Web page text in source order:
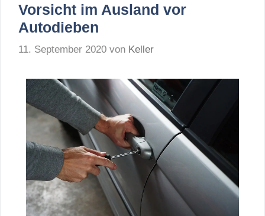
Vorsicht im Ausland vor
Autodieben
11. September 2020 von Keller